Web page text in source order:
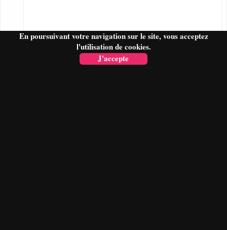
En poursuivant votre navigation sur le site, vous acceptez
l'utilisation de cookies.
J'accepte